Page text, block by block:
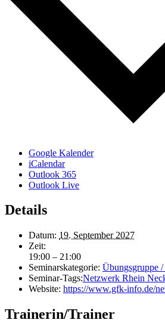
Google Kalender
iCalendar
Outlook 365
Outlook Live
Details
Datum: 19. September 2027
Zeit:
19:00 – 21:00
Seminarskategorie: Übungsgruppe
Seminar-Tags:Netzwerk Rhein
Website: https://www.gfk-info.de/
Trainerin/Trainer